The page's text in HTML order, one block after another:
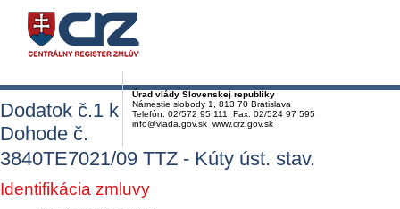
Úrad vlády Slovenskej republiky
Námestie slobody 1, 813 70 Bratislava
Telefón: 02/572 95 111, Fax: 02/524 97 595
info@vlada.gov.sk www.crz.gov.sk
Dodatok č.1 k
Dohode č.
3840TE7021/09 TTZ - Kúty úst. stav.
Identifikácia zmluvy